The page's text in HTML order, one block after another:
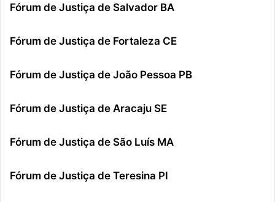
Fórum de Justiça de Salvador BA
Fórum de Justiça de Fortaleza CE
Fórum de Justiça de João Pessoa PB
Fórum de Justiça de Aracaju SE
Fórum de Justiça de São Luís MA
Fórum de Justiça de Teresina PI